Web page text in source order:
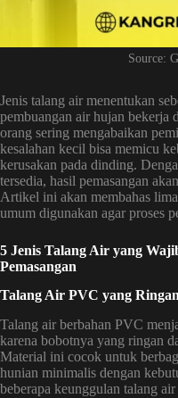
Source:
Jenis talang air menentukan
pembuangan air hujan bekerja
orang sering mengabaikan
kesalahan kecil bisa memicu
kerusakan pada dinding.
tersedia, hasil pemasangan
Artikel ini akan membahas
umum digunakan agar proses
5 Jenis Talang Air yang
Pemasangan
Talang Air PVC yang
Talang air berbahan PVC
karena bobotnya yang ringan
Material ini cocok untuk
hunian minimalis dengan
beberapa keunggulan talang